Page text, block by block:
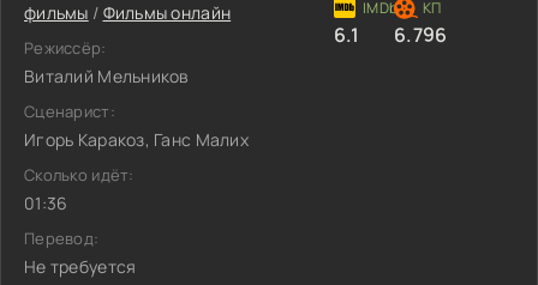
фильмы / Фильмы онлайн
Режиссёр:
Виталий Мельников
Сценарист:
Игорь Каракоз, Ганс Малих
Сколько идёт:
01:36
Перевод:
Не требуется
6.1 6.796